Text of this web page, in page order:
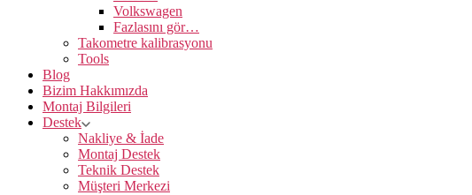
Volkswagen
Fazlasını gör…
Takometre kalibrasyonu
Tools
Blog
Bizim Hakkımızda
Montaj Bilgileri
Destek
Nakliye & İade
Montaj Destek
Teknik Destek
Müşteri Merkezi